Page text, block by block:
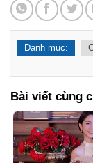
Danh mục:
Bài viết cùng